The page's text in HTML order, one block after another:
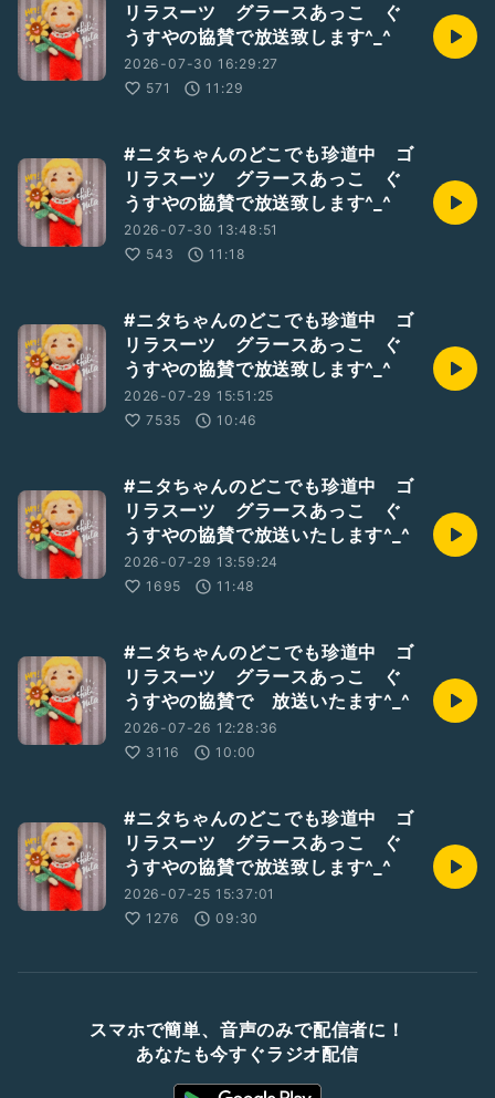
リラスーツ グラースあっこ ぐ
うすやの協賛で放送致します^_^
2026-07-30 16:29:27
571
11:29
#ニタちゃんのどこでも珍道中 ゴ
リラスーツ グラースあっこ ぐ
うすやの協賛で放送致します^_^
2026-07-30 13:48:51
543
11:18
#ニタちゃんのどこでも珍道中 ゴ
リラスーツ グラースあっこ ぐ
うすやの協賛で放送致します^_^
2026-07-29 15:51:25
7535
10:46
#ニタちゃんのどこでも珍道中 ゴ
リラスーツ グラースあっこ ぐ
うすやの協賛で放送いたします^_^
2026-07-29 13:59:24
1695
11:48
#ニタちゃんのどこでも珍道中 ゴ
リラスーツ グラースあっこ ぐ
うすやの協賛で 放送いたます^_^
2026-07-26 12:28:36
3116
10:00
#ニタちゃんのどこでも珍道中 ゴ
リラスーツ グラースあっこ ぐ
うすやの協賛で放送致します^_^
2026-07-25 15:37:01
1276
09:30
スマホで簡単、音声のみで配信者に！
あなたも今すぐラジオ配信